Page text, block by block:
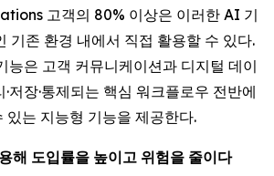
고객의 80% 이상은 이러한 AI 기
기존 환경 내에서 직접 활용할 수 있다.
능은 고객 커뮤니케이션과 디지털 데이
·저장·통제되는 핵심 워크플로우 전반에
있는 지능형 기능을 제공한다.
해 도입률을 높이고 위험을 줄이다